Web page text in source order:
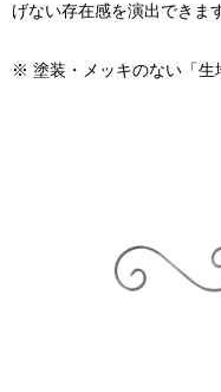
げない存在感を演出できま
※ 塗装・メッキのない「生